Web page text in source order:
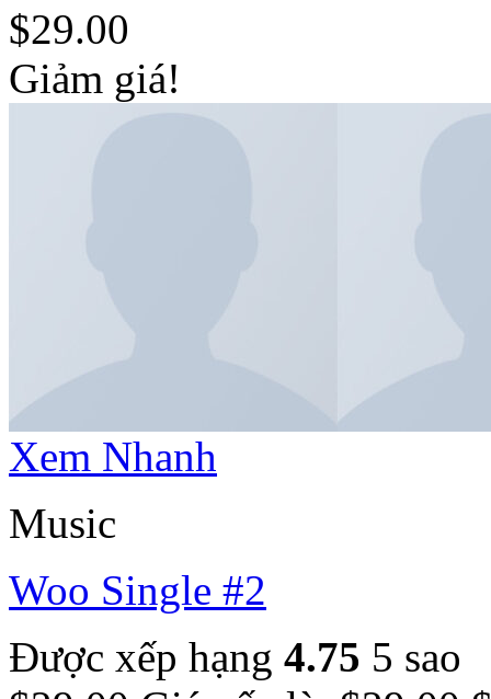
$29.00
Giảm giá!
Xem Nhanh
Music
Woo Single #2
Được xếp hạng 4.75 5 sao